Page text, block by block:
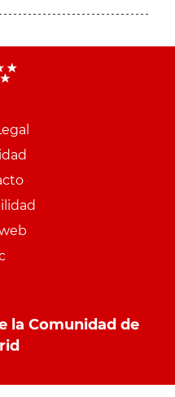
la Comunidad de